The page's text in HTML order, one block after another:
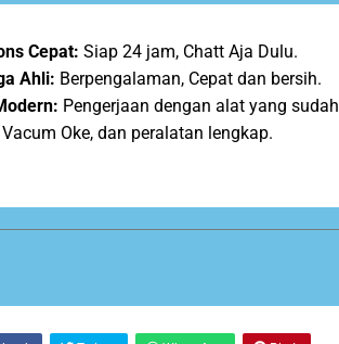
Cepat: Siap 24 jam, Chatt Aja Dulu.
Ahli: Berpengalaman, Cepat dan bersih.
Pengerjaan dengan alat yang sudah
Oke, dan peralatan lengkap.